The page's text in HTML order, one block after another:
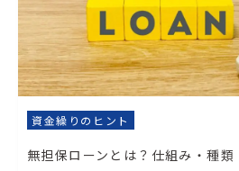
資金繰りのヒント
無担保ローンとは？仕組み・種